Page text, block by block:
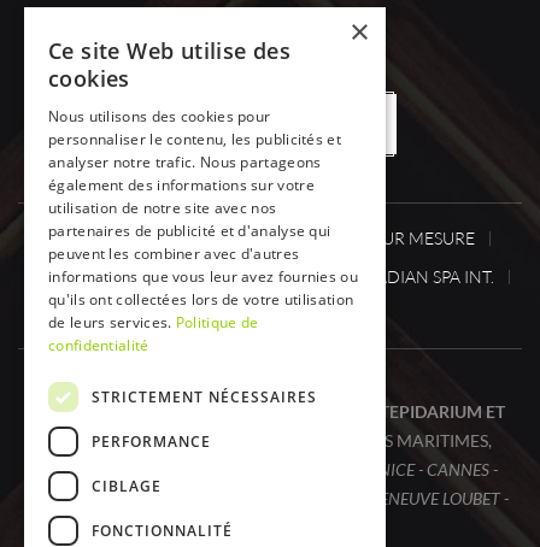
OFFRES DE DESTOCKAGE
SPA ONE SPA
SAUNA / HAMMAM SUR MESURE
CABINESINFRAROUGE
ACTUS.
CANADIAN SPA INT.
DÉSTOCKAGE
SPA ONE, VOTRE SPÉCIALISTE SPA, SAUNA, TEPIDARIUM ET
CABINE INFRAROUGE (I.R.)
DANS LES ALPES MARITIMES,
ÀCAGNES SUR MER - SAINT PAUL DE VENCE - NICE - CANNES -
MONACO - EZE - SAINT LAURENT DU VAR - VILLENEUVE LOUBET -
ANTIBES - HAUTS DE CAGNES
×
Ce site Web utilise des
cookies
Nous utilisons des cookies pour
personnaliser le contenu, les publicités et
analyser notre trafic. Nous partageons
également des informations sur votre
utilisation de notre site avec nos
partenaires de publicité et d'analyse qui
peuvent les combiner avec d'autres
informations que vous leur avez fournies ou
qu'ils ont collectées lors de votre utilisation
de leurs services. Politique de
confidentialité
STRICTEMENT NÉCESSAIRES
PERFORMANCE
CIBLAGE
FONCTIONNALITÉ